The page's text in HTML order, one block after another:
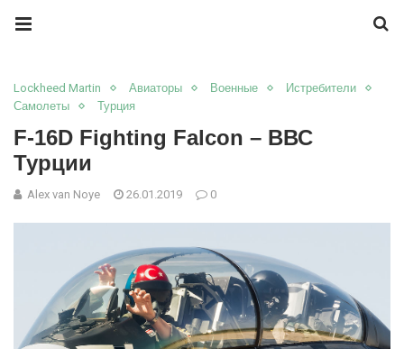
Lockheed Martin Авиаторы Военные
Истребители
Самолеты
Турция
F-16D Fighting Falcon – ВВС
Турции
Alex van Noye 26.01.2019 0